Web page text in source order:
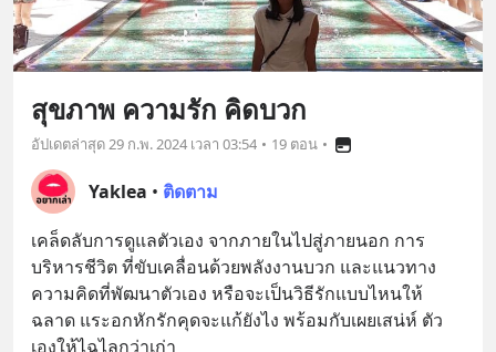
สุขภาพ ความรัก คิดบวก
อัปเดตล่าสุด29 ก.พ. 2024 เวลา 03:54 • 19 ตอน •
Yaklea • ติดตาม
เคล็ดลับการดูแลตัวเอง จากภายในไปสู่ภายนอก การ
บริหารชีวิต ที่ขับเคลื่อนด้วยพลังงานบวก และแนวทาง
ความคิดที่พัฒนาตัวเอง หรือจะเป็นวิธีรักแบบไหนให้
ฉลาด แระอกหักรักคุดจะแก้ยังไง พร้อมกับเผยเสน่ห์ ตัว